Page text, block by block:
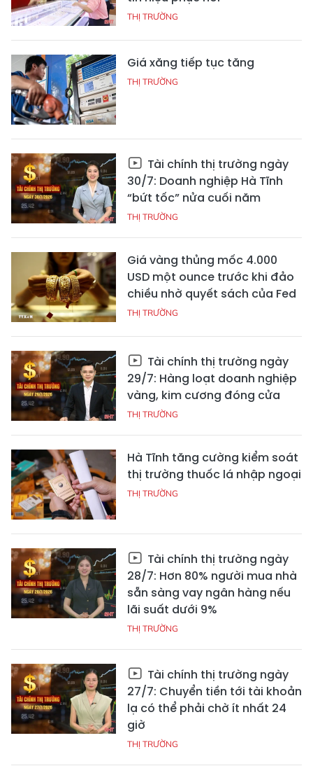
THỊ TRƯỜNG
Giá xăng tiếp tục tăng
THỊ TRƯỜNG
Tài chính thị trường ngày
30/7: Doanh nghiệp Hà Tĩnh
“bứt tốc” nửa cuối năm
THỊ TRƯỜNG
Giá vàng thủng mốc 4.000
USD một ounce trước khi đảo
chiều nhờ quyết sách của Fed
THỊ TRƯỜNG
Tài chính thị trường ngày
29/7: Hàng loạt doanh nghiệp
vàng, kim cương đóng cửa
THỊ TRƯỜNG
Hà Tĩnh tăng cường kiểm soát
thị trường thuốc lá nhập ngoại
THỊ TRƯỜNG
Tài chính thị trường ngày
28/7: Hơn 80% người mua nhà
sẵn sàng vay ngân hàng nếu
lãi suất dưới 9%
THỊ TRƯỜNG
Tài chính thị trường ngày
27/7: Chuyển tiền tới tài khoản
lạ có thể phải chờ ít nhất 24
giờ
THỊ TRƯỜNG